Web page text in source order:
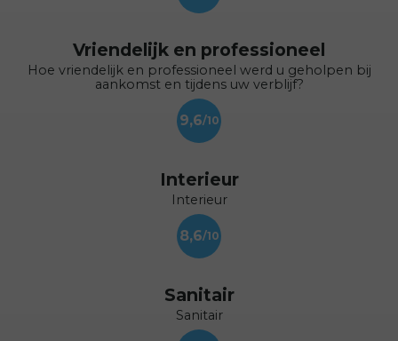
Vriendelijk en professioneel
Hoe vriendelijk en professioneel werd u geholpen bij
aankomst en tijdens uw verblijf?
9,6
Interieur
Interieur
8,6
Sanitair
Sanitair